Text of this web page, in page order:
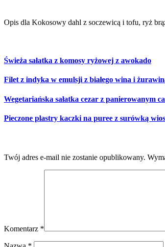
Opis dla Kokosowy dahl z soczewicą i tofu, ryż
Świeża sałatka z komosy ryżowej z awokado
Filet z indyka w emulsji z białego wina i
Wegetariańska sałatka cezar z panierowanym
Pieczone plastry kaczki na puree z surówką
Twój adres e-mail nie zostanie opublikowany.
Komentarz *